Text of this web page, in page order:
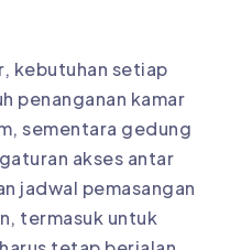
kebutuhan setiap
penanganan kamar
sementara gedung
akses antar
jadwal pemasangan
termasuk untuk